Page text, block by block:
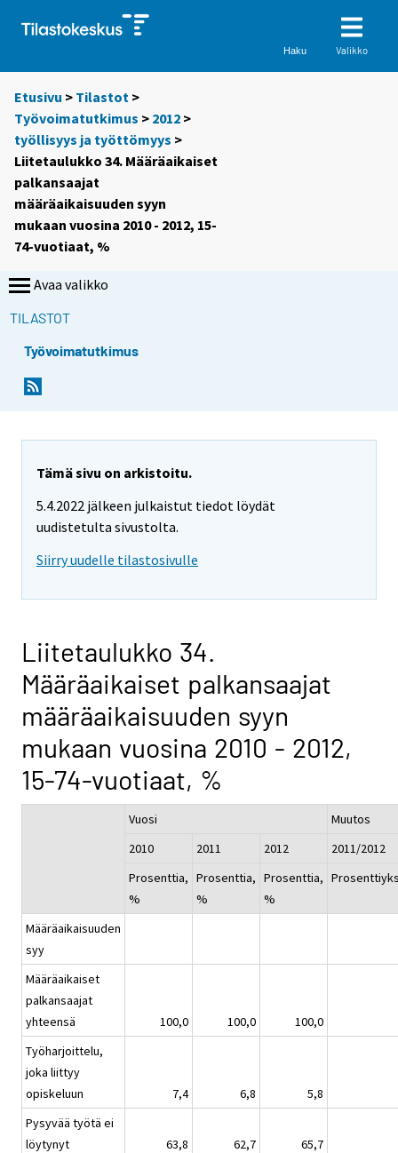
Haku Valikko
Etusivu > Tilastot >
Työvoimatutkimus > 2012 >
työllisyys ja työttömyys >
Liitetaulukko 34. Määräaikaiset
palkansaajat
määräaikaisuuden syyn
mukaan vuosina 2010 - 2012, 15-
74-vuotiaat, %
Avaa valikko
TILASTOT
Työvoimatutkimus
Tämä sivu on arkistoitu.
5.4.2022 jälkeen julkaistut tiedot löydät
uudistetulta sivustolta.
Siirry uudelle tilastosivulle
Liitetaulukko 34.
Määräaikaiset palkansaajat
määräaikaisuuden syyn
mukaan vuosina 2010 - 2012,
15-74-vuotiaat, %
Vuosi
Muutos
2010
2011 2012
2011/2012
Prosenttia,
%
Prosenttia,
%
Prosenttia,
%
Määräaikaisuuden
syy
Määräaikaiset
palkansaajat
yhteensä
100,0 100,0
100,0
Työharjoittelu,
joka liittyy
opiskeluun
7,4 6,8
5,8
Pysyvää työtä ei
löytynyt
63,8 62,7
65,7